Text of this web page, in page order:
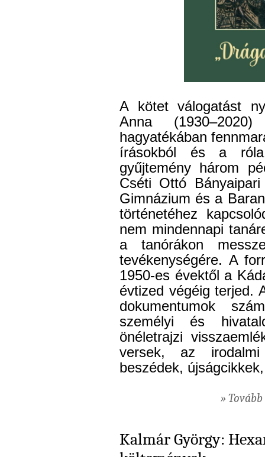
A kötet válogatást
Anna (1930–2020)
hagyatékában
írásokból és a róla
gyűjtemény három
Cséti Ottó
Gimnázium és a
történetéhez
nem mindennapi
a tanórákon
tevékenységére. A
1950-es évektől a
évtized végéig terjed.
dokumentumok
személyi és
önéletrajzi
versek, az
beszédek,
»
Kalmár György: